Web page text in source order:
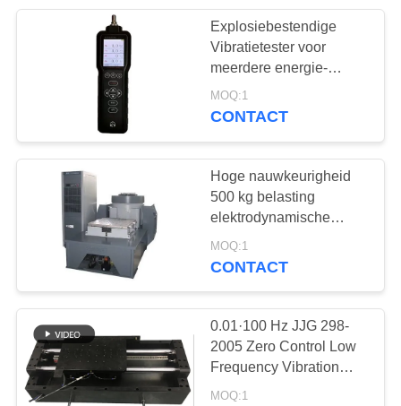
X-Ray pijpleiding
Crawlers
35
Holiday Detector
Explosiebestendige
Vibratietester voor
meerdere energie-
achtslagers
MOQ:1
CONTACT
Hoge nauwkeurigheid
500 kg belasting
elektrodynamische
vibrator Shaker
HG6610-N3
MOQ:1
CONTACT
0.01·100 Hz JJG 298-
2005 Zero Control Low
Frequency Vibration
Calibration System
MOQ:1